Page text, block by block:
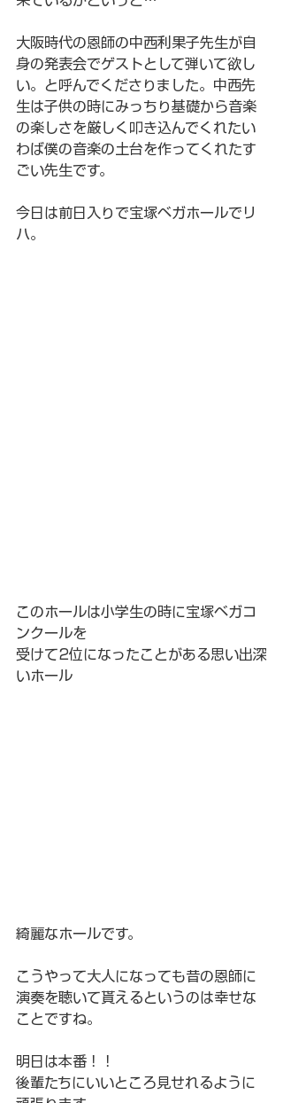
大阪時代の恩師の中西利果子先生が自
身の発表会でゲストとして弾いて欲し
い。と呼んでくださりました。中西先
生は子供の時にみっちり基礎から音楽
の楽しさを厳しく叩き込んでくれたい
わば僕の音楽の土台を作ってくれたす
ごい先生です。
今日は前日入りで宝塚ベガホールでリ
ハ。
このホールは小学生の時に宝塚ベガコ
ンクールを
受けて2位になったことがある思い出深
いホール
綺麗なホールです。
こうやって大人になっても昔の恩師に
演奏を聴いて貰えるというのは幸せな
ことですね。
明日は本番！！
後輩たちにいいところ見せれるように